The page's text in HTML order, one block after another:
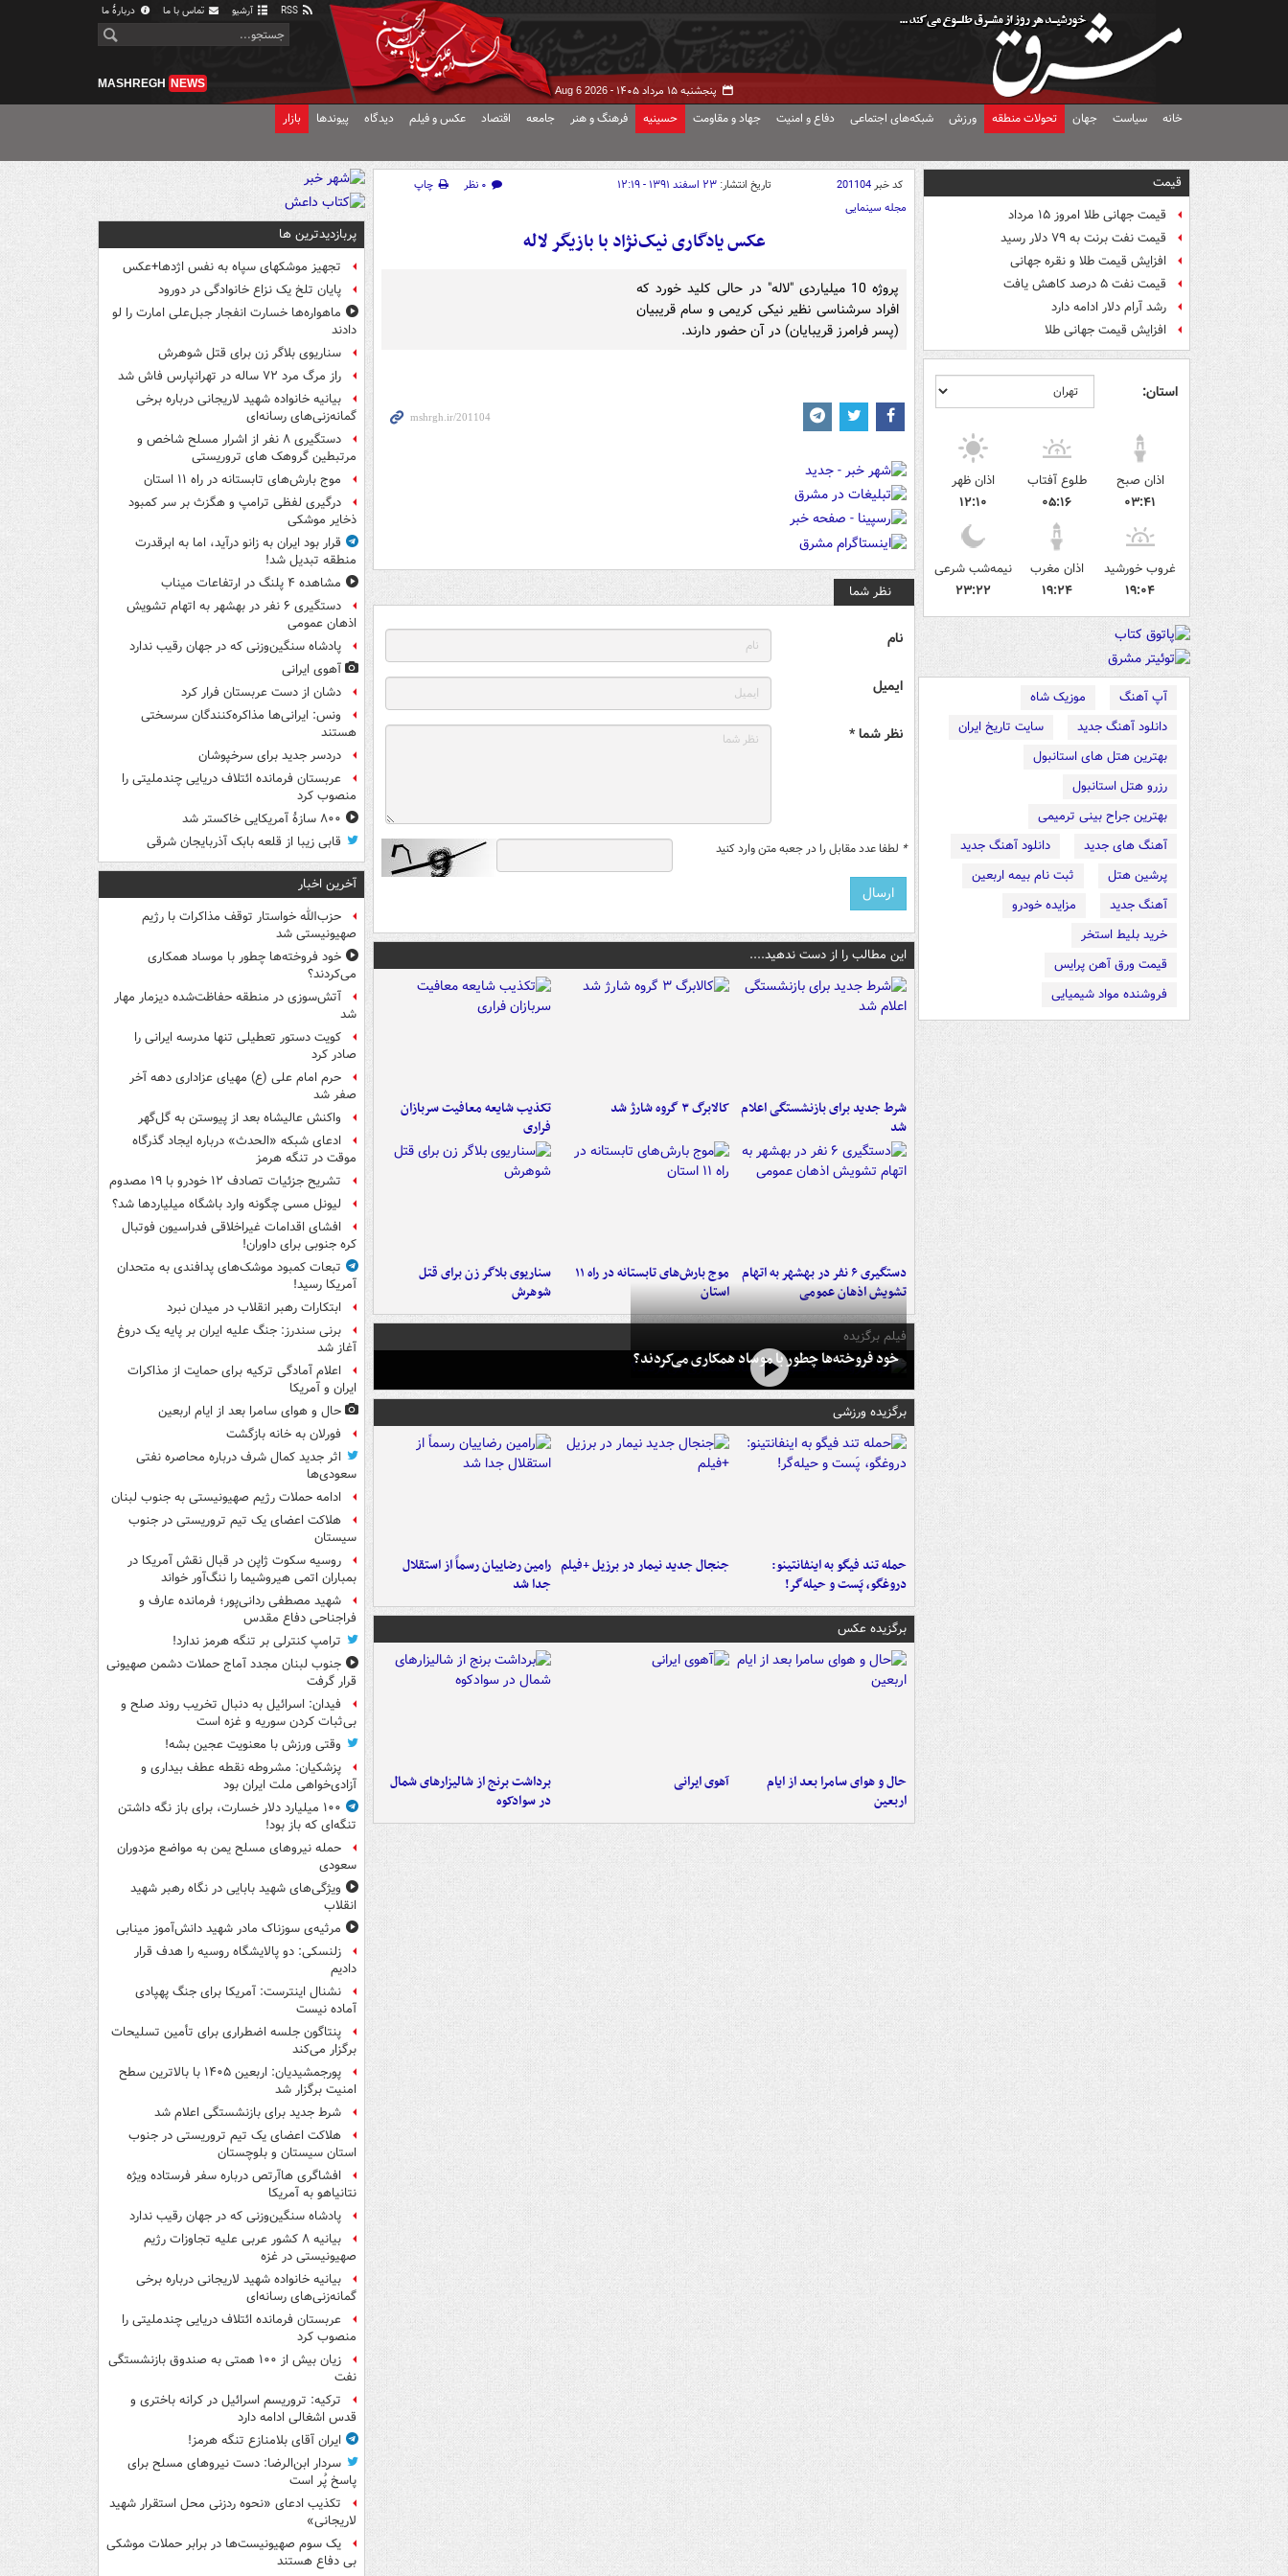
آرشیو تماس با ما دربارهٔ ما
پنجشنبه ۱۵ مرداد ۱۴۰۵ - Aug 6 2026
MASHREGH NEWS
خانه سیاست جهان تحولات منطقه ورزش شبکه‌های اجتماعی دفاع و امنیت جهاد و مقاومت حسینیه فرهنگ و هنر جامعه اقتصاد عکس و فیلم دیدگاه پیوندها بازار
قیمت
قیمت جهانی طلا امروز ۱۵ مرداد
قیمت نفت برنت به ۷۹ دلار رسید
افزایش قیمت طلا و نقره جهانی
قیمت نفت ۵ درصد کاهش یافت
رشد آرام دلار ادامه دارد
افزایش قیمت جهانی طلا
استان:
اذان صبح
۰۳:۴۱
طلوع آفتاب
۰۵:۱۶
اذان ظهر
۱۲:۱۰
غروب خورشید
۱۹:۰۴
اذان مغرب
۱۹:۲۴
نیمه‌شب شرعی
۲۳:۲۲
آپ آهنگ
موزیک شاه
دانلود آهنگ جدید
سایت تاریخ ایران
بهترین هتل های استانبول
رزرو هتل استانبول
بهترین جراح بینی ترمیمی
آهنگ های جدید
دانلود آهنگ جدید
پرشین هتل
ثبت نام بیمه اربعین
آهنگ جدید
مزایده خودرو
خرید بلیط استخر
قیمت ورق آهن پرایس
فروشنده مواد شیمیایی
کد خبر201104 تاریخ انتشار: ۲۳ اسفند ۱۳۹۱ - ۱۲:۱۹ ۰ نظر
چاپ
مجله سینمایی
عکس یادگاری نیک‌نژاد با بازیگر لاله
پروژه 10 میلیاردی "لاله" در حالی کلید خورد که
افراد سرشناسی نظیر نیکی کریمی و سام قریبیان
(پسر فرامرز قریبایان) در آن حضور دارند.
نظر شما
نام
ایمیل
نظر شما *
* لطفا عدد مقابل را در جعبه متن وارد کنید
این مطالب را از دست ندهید....
شرط جدید برای بازنشستگی اعلام
شد
کالابرگ ۳ گروه شارژ شد
تکذیب شایعه معافیت سربازان
فراری
دستگیری ۶ نفر در بهشهر به اتهام
تشویش اذهان عمومی
موج بارش‌های تابستانه در راه ۱۱
استان
سناریوی بلاگر زن برای قتل
شوهرش
فیلم برگزیده
خود فروخته‌ها چطور با موساد همکاری می‌کردند؟
برگزیده ورزشی
حمله تند فیگو به اینفانتینو:
دروغگو، پَست‌ و حیله‌گر!
جنجال جدید نیمار در برزیل +فیلم رامین رضاییان رسماً از استقلال
جدا شد
برگزیده عکس
حال و هوای سامرا بعد از ایام
اربعین
آهوی ایرانی
برداشت برنج از شالیزارهای شمال
در سوادکوه
پربازدیدترین ها
تجهیز موشکهای سپاه به نفس اژدها+عکس
پایان تلخ یک نزاع خانوادگی در دورود
ماهواره‌ها خسارت انفجار جبل‌علی امارت را لو
دادند
سناریوی بلاگر زن برای قتل شوهرش
راز مرگ مرد ۷۲ ساله در تهرانپارس فاش شد
بیانیه خانواده شهید لاریجانی درباره برخی
گمانه‌زنی‌های رسانه‌ای
دستگیری ۸ نفر از اشرار مسلح شاخص و
مرتبطین گروهک های تروریستی
موج بارش‌های تابستانه در راه ۱۱ استان
درگیری لفظی ترامپ و هگزث بر سر کمبود
ذخایر موشکی
قرار بود ایران به زانو درآید، اما به ابرقدرت
منطقه تبدیل شد!
مشاهده ۴ پلنگ در ارتفاعات میناب
دستگیری ۶ نفر در بهشهر به اتهام تشویش
اذهان عمومی
پادشاه سنگین‌وزنی که در جهان رقیب ندارد
آهوی ایرانی
دشان از دست عربستان فرار کرد
ونس: ایرانی‌ها مذاکره‌کنندگان سرسختی
هستند
دردسر جدید برای سرخپوشان
عربستان فرمانده ائتلاف دریایی چندملیتی را
منصوب کرد
۸۰۰ سازۀ آمریکایی خاکستر شد
قابی زیبا از قلعه بابک آذربایجان شرقی
آخرین اخبار
حزب‌الله خواستار توقف مذاکرات با رژیم
صهیونیستی شد
خود فروخته‌ها چطور با موساد همکاری
می‌کردند؟
آتش‌سوزی در منطقه حفاظت‌شده دیزمار مهار
شد
کویت دستور تعطیلی تنها مدرسه ایرانی را
صادر کرد
حرم امام علی (ع) مهیای عزاداری دهه آخر
صفر شد
واکنش عالیشاه بعد از پیوستن به گل‌گهر
ادعای شبکه «الحدث» درباره ایجاد گذرگاه
موقت در تنگه هرمز
تشریح جزئیات تصادف ۱۲ خودرو با ۱۹ مصدوم
لیونل مسی چگونه وارد باشگاه میلیاردها شد؟
افشای اقدامات غیراخلاقی فدراسیون فوتبال
کره جنوبی برای داوران!
تبعات کمبود موشک‌های پدافندی به متحدان
آمریکا رسید!
ابتکارات رهبر انقلاب در میدان نبرد
برنی سندرز: جنگ علیه ایران بر پایه یک دروغ
آغاز شد
اعلام آمادگی ترکیه برای حمایت از مذاکرات
ایران و آمریکا
حال و هوای سامرا بعد از ایام اربعین
فورلان به خانه بازگشت
اثر جدید کمال شرف درباره محاصره نفتی
سعودی‌ها
ادامه حملات رژیم صهیونیستی به جنوب لبنان
هلاکت اعضای یک تیم تروریستی در جنوب
سیستان
روسیه سکوت ژاپن در قبال نقش آمریکا در
بمباران اتمی هیروشیما را ننگ‌آور خواند
شهید مصطفی ردانی‌پور؛ فرمانده عارف و
فراجناحی دفاع مقدس
ترامپ کنترلی بر تنگه هرمز ندارد!
جنوب لبنان مجدد آماج حملات دشمن صهیونی
قرار گرفت
فیدان: اسرائیل به دنبال تخریب روند صلح و
بی‌ثبات کردن سوریه و غزه است
وقتی ورزش با معنویت عجین بشه!
پزشکیان: مشروطه نقطه عطف بیداری و
آزادی‌خواهی ملت ایران بود
۱۰۰ میلیارد دلار خسارت، برای باز نگه داشتن
تنگه‌ای که باز بود!
حمله نیروهای مسلح یمن به مواضع مزدوران
سعودی
ویژگی‌های شهید بابایی در نگاه رهبر شهید
انقلاب
مرثیه‌ی سوزناک مادر شهید دانش‌آموز مینابی
زلنسکی: دو پالایشگاه روسیه را هدف قرار
دادیم
نشنال اینترست: آمریکا برای جنگ پهپادی
آماده نیست
پنتاگون جلسه اضطراری برای تأمین تسلیحات
برگزار می‌کند
پورجمشیدیان: اربعین ۱۴۰۵ با بالاترین سطح
امنیت برگزار شد
شرط جدید برای بازنشستگی اعلام شد
هلاکت اعضای یک تیم تروریستی در جنوب
استان سیستان و بلوچستان
افشاگری هاآرتص درباره سفر فرستاده ویژه
نتانیاهو به آمریکا
پادشاه سنگین‌وزنی که در جهان رقیب ندارد
بیانیه ۸ کشور عربی علیه تجاوزات رژیم
صهیونیستی در غزه
بیانیه خانواده شهید لاریجانی درباره برخی
گمانه‌زنی‌های رسانه‌ای
عربستان فرمانده ائتلاف دریایی چندملیتی را
منصوب کرد
زیان بیش از ۱۰۰ همتی به صندوق‌ بازنشستگی
نفت
ترکیه: تروریسم اسرائیل در کرانه باختری و
قدس اشغالی ادامه دارد
ایران آقای بلامنازع تنگه هرمز!
سردار ابن‌الرضا: دست نیروهای مسلح برای
پاسخ پُر است
تکذیب ادعای «نحوه ردزنی محل استقرار شهید
لاریجانی»
یک‌ سوم صهیونیست‌ها در برابر حملات موشکی
بی دفاع هستند